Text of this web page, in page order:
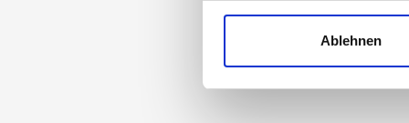
Wir verwenden Cookies,
und die Zugriffe auf unsere
Ablehnen